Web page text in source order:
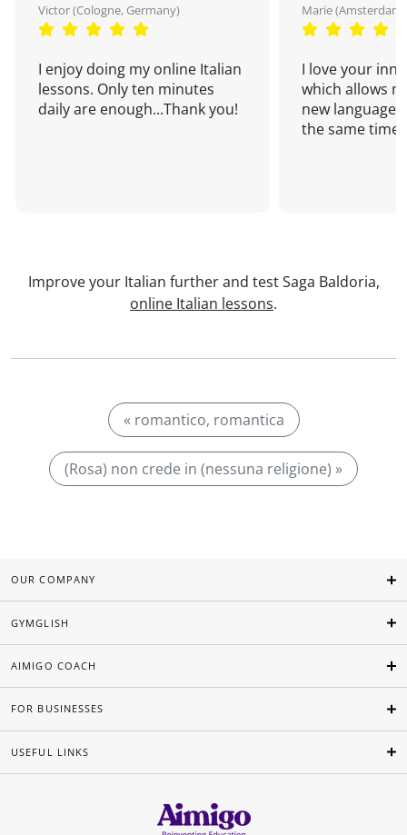
Victor (Cologne, Germany)
I enjoy doing my online Italian
lessons. Only ten minutes
daily are enough...Thank you!
Marie
I love your
which allows
new language
the same time!
Improve your Italian further and test Saga Baldoria,
online Italian lessons.
« romantico, romantica
(Rosa) non crede in (nessuna religione) »
OUR COMPANY
GYMGLISH
AIMIGO COACH
FOR BUSINESSES
USEFUL LINKS